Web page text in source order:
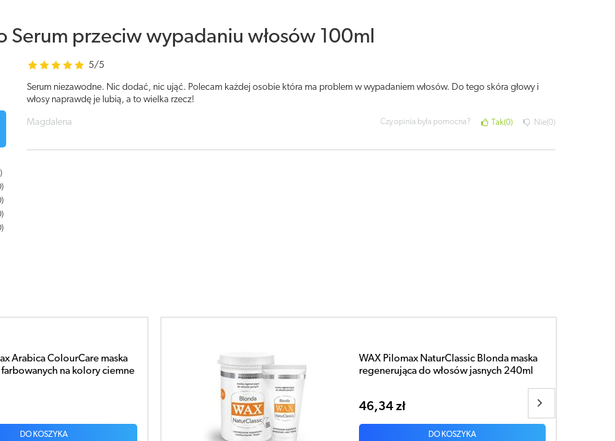
Serum przeciw wypadaniu włosów 100ml
5/5
Serum niezawodne. Nic dodać, nic ująć. Polecam każdej osobie która ma problem w wypadaniem włosów. Do tego skóra głowy i
włosy naprawdę je lubią, a to wielka rzecz!
Magdalena Czy opinia była pomocna? Tak 0 Nie 0
Pilomax NaturClassic Blonda maska
do włosów jasnych 240ml
zł
DO KOSZYKA
WAX Pilomax NaturClassic Blonda maska
regenerująca do włosów jasnych 480ml
92,02 zł
DO KOSZYKA